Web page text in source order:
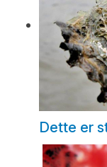
Dette er